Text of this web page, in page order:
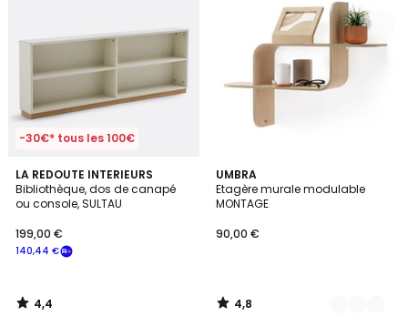
-30€* tous les 100€
LA REDOUTE INTERIEURS
Bibliothèque, dos de canapé
ou console, SULTAU
140,44 €
199,00 €
4,4
/ 5
4,4
/
UMBRA
Etagère murale modulable
MONTAGE
90,00 €
4,8
/ 5
4
Couleurs
4,8
/